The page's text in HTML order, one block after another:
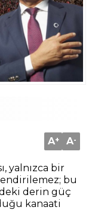
A+ A-
yalnızca bir
bu
derin güç
kanaati